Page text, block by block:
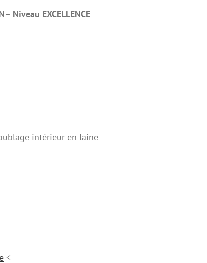
Niveau EXCELLENCE
intérieur en laine
<